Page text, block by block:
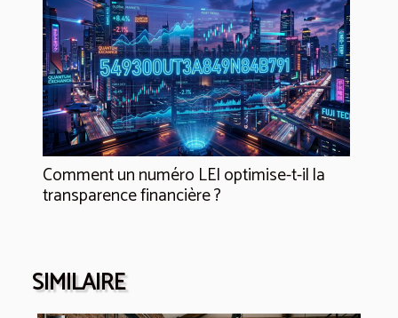
Comment un numéro LEI optimise-t-il la
transparence financière ?
SIMILAIRE